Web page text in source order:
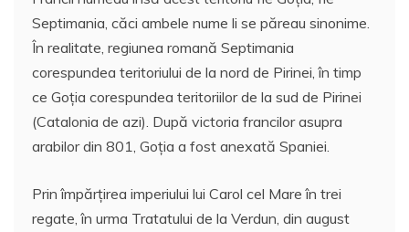
Septimania, căci ambele nume li se păreau sinonime.
În realitate, regiunea romană Septimania
corespundea teritoriului de la nord de Pirinei, în timp
ce Goţia corespundea teritoriilor de la sud de Pirinei
(Catalonia de azi). După victoria francilor asupra
arabilor din 801, Goţia a fost anexată Spaniei.
Prin împărţirea imperiului lui Carol cel Mare în trei
regate, în urma Tratatului de la Verdun, din august